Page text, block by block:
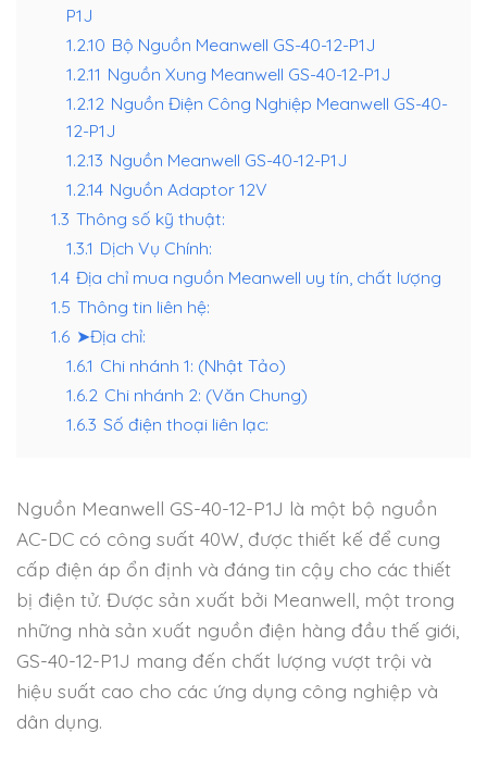
P1J
1.2.10 Bộ Nguồn Meanwell GS-40-12-P1J
1.2.11 Nguồn Xung Meanwell GS-40-12-P1J
1.2.12 Nguồn Điện Công Nghiệp Meanwell GS-40-
12-P1J
1.2.13 Nguồn Meanwell GS-40-12-P1J
1.2.14 Nguồn Adaptor 12V
1.3 Thông số kỹ thuật:
1.3.1 Dịch Vụ Chính:
1.4 Địa chỉ mua nguồn Meanwell uy tín, chất lượng
1.5 Thông tin liên hệ:
1.6 ➤Địa chỉ:
1.6.1 Chi nhánh 1: (Nhật Tảo)
1.6.2 Chi nhánh 2: (Văn Chung)
1.6.3 Số điện thoại liên lạc:
Nguồn Meanwell GS-40-12-P1J là một bộ nguồn
AC-DC có công suất 40W, được thiết kế để cung
cấp điện áp ổn định và đáng tin cậy cho các thiết
bị điện tử. Được sản xuất bởi Meanwell, một trong
những nhà sản xuất nguồn điện hàng đầu thế giới,
GS-40-12-P1J mang đến chất lượng vượt trội và
hiệu suất cao cho các ứng dụng công nghiệp và
dân dụng.